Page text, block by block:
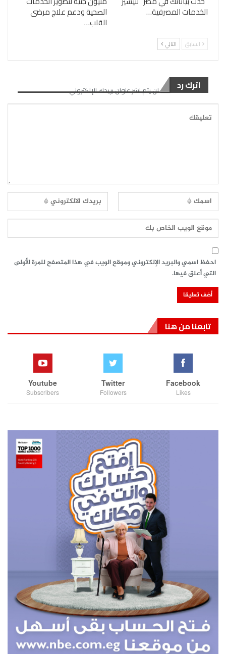
الخدمات المصرفية… الصحية ودعم علاج مرضى
القلب…
السابق التالي
اترك رد لن يتم نشر عنوان بريدك الإلكتروني.
احفظ اسمي والبريد الإلكتروني وموقع الويب في هذا المتصفح للمرة الأولى
التي أعلق فيها.
تابعنا من هنا
Facebook
Likes
Twitter
Followers
Youtube
Subscribers